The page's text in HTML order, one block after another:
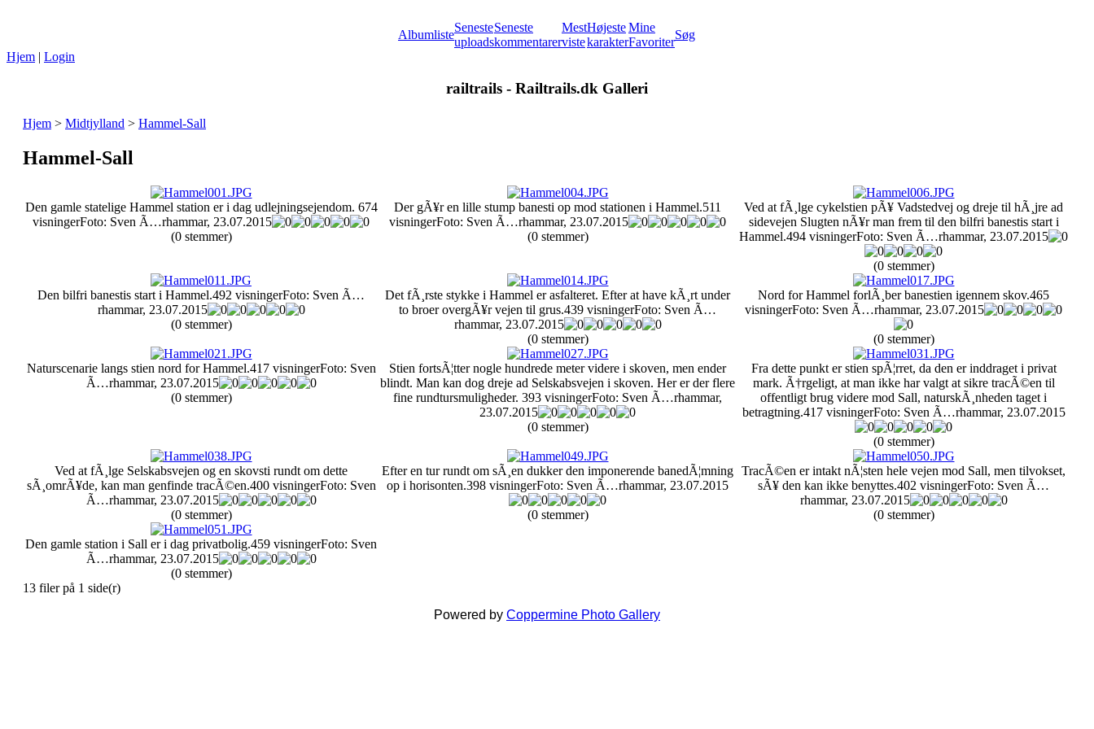
Albumliste
Seneste
uploads
Seneste
kommentarer
Mest
viste
Højeste
karakter
Mine
Favoriter
Søg
Hjem | Login
railtrails - Railtrails.dk Galleri
Hjem > Midtjylland > Hammel-Sall
Hammel-Sall
Den gamle statelige Hammel station er i dag udlejningsejendom. 674
visningerFoto: Sven Ã…rhammar, 23.07.2015
(0 stemmer)
Der gÃ¥r en lille stump banesti op mod stationen i Hammel.511
visningerFoto: Sven Ã…rhammar, 23.07.2015
(0 stemmer)
Ved at fÃ¸lge cykelstien pÃ¥ Vadstedvej og dreje til hÃ¸jre ad
sidevejen Slugten nÃ¥r man frem til den bilfri banestis start i
Hammel.494 visningerFoto: Sven Ã…rhammar, 23.07.2015
(0 stemmer)
Den bilfri banestis start i Hammel.492 visningerFoto: Sven Ã…
rhammar, 23.07.2015
(0 stemmer)
Det fÃ¸rste stykke i Hammel er asfalteret. Efter at have kÃ¸rt under
to broer overgÃ¥r vejen til grus.439 visningerFoto: Sven Ã…
rhammar, 23.07.2015
(0 stemmer)
Nord for Hammel forlÃ¸ber banestien igennem skov.465
visningerFoto: Sven Ã…rhammar, 23.07.2015
(0 stemmer)
Naturscenarie langs stien nord for Hammel.417 visningerFoto: Sven
Ã…rhammar, 23.07.2015
(0 stemmer)
Stien fortsÃ¦tter nogle hundrede meter videre i skoven, men ender
blindt. Man kan dog dreje ad Selskabsvejen i skoven. Her er der flere
fine rundtursmuligheder. 393 visningerFoto: Sven Ã…rhammar,
23.07.2015
(0 stemmer)
Fra dette punkt er stien spÃ¦rret, da den er inddraget i privat
mark. Ã†rgeligt, at man ikke har valgt at sikre tracÃ©en til
offentligt brug videre mod Sall, naturskÃ¸nheden taget i
betragtning.417 visningerFoto: Sven Ã…rhammar, 23.07.2015
(0 stemmer)
Ved at fÃ¸lge Selskabsvejen og en skovsti rundt om dette
sÃ¸omrÃ¥de, kan man genfinde tracÃ©en.400 visningerFoto: Sven
Ã…rhammar, 23.07.2015
(0 stemmer)
Efter en tur rundt om sÃ¸en dukker den imponerende banedÃ¦mning
op i horisonten.398 visningerFoto: Sven Ã…rhammar, 23.07.2015
(0 stemmer)
TracÃ©en er intakt nÃ¦sten hele vejen mod Sall, men tilvokset,
sÃ¥ den kan ikke benyttes.402 visningerFoto: Sven Ã…
rhammar, 23.07.2015
(0 stemmer)
Den gamle station i Sall er i dag privatbolig.459 visningerFoto: Sven
Ã…rhammar, 23.07.2015
(0 stemmer)
13 filer på 1 side(r)
Powered by Coppermine Photo Gallery